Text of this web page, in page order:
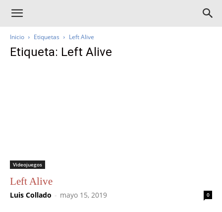
Inicio Etiquetas Left Alive
Etiqueta: Left Alive
Videojuegos
Left Alive
Luis Collado - mayo 15, 2019 0